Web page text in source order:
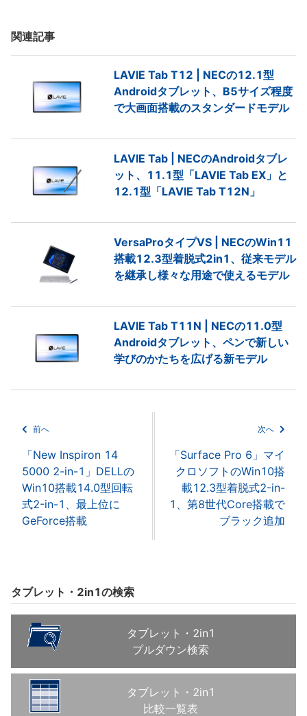
関連記事
LAVIE Tab T12 | NECの12.1型
Androidタブレット、B5サイズ程度
で大画面搭載のスタンダードモデル
LAVIE Tab | NECのAndroidタブレ
ット、11.1型「LAVIE Tab EX」と
12.1型「LAVIE Tab T12N」
VersaProタイプVS | NECのWin11
搭載12.3型着脱式2in1、従来モデル
を継承し様々な用途で使えるモデル
LAVIE Tab T11N | NECの11.0型
Androidタブレット、ペンで新しい
学びのかたちを広げる新モデル
前へ
「New Inspiron 14
5000 2-in-1」DELLの
Win10搭載14.0型回転
式2-in-1、最上位に
GeForce搭載
次へ
「Surface Pro 6」マイ
クロソフトのWin10搭
載12.3型着脱式2-in-
1、第8世代Core搭載で
ブラック追加
タブレット・2in1の検索
タブレット・2in1
プルダウン検索
タブレット・2in1
比較一覧表